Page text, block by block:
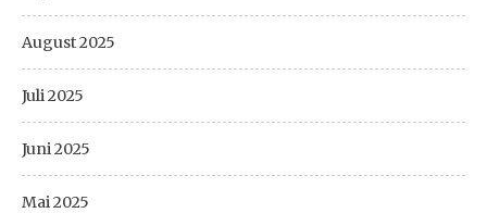
August 2025
Juli 2025
Juni 2025
Mai 2025